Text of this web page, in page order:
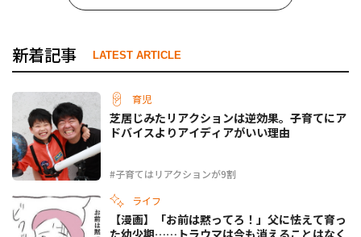
新着記事 LATEST ARTICLE
育児
#子育てはリアクションが9割
芝居じみたリアクションは逆効果。子育てにア
ドバイスよりアイディアがいい理由
ライフ
【漫画】「お前は黙ってろ！」父に怯えて育っ